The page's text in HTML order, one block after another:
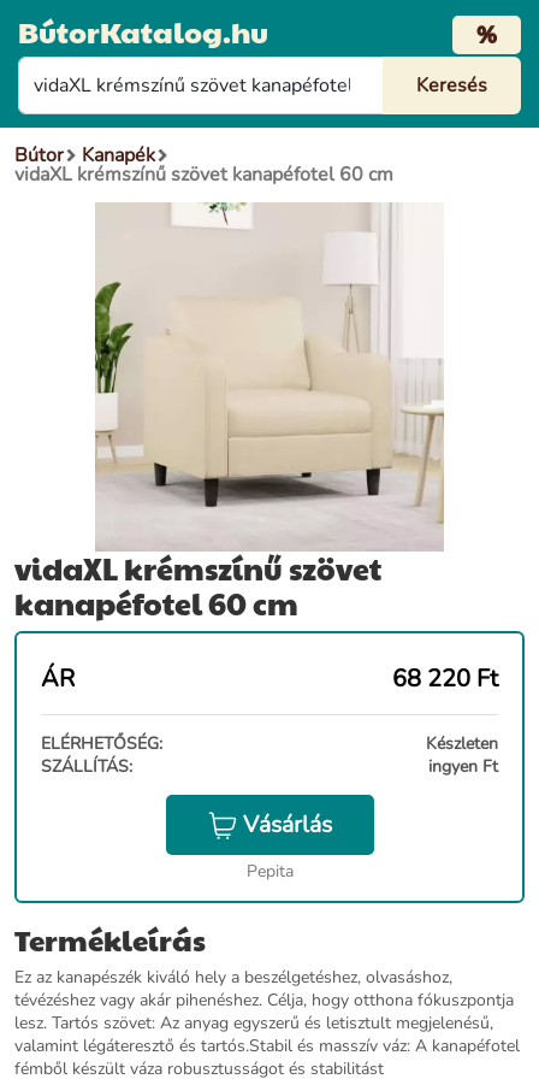
BútorKatalog.hu %
Bútor Kanapék
vidaXL krémszínű szövet kanapéfotel 60 cm
vidaXL krémszínű szövet
kanapéfotel 60 cm
ÁR 68 220 Ft
ELÉRHETŐSÉG:
Készleten
SZÁLLÍTÁS:
ingyen Ft
Vásárlás
Pepita
Termékleírás
Ez az kanapészék kiváló hely a beszélgetéshez, olvasáshoz,
tévézéshez vagy akár pihenéshez. Célja, hogy otthona fókuszpontja
lesz. Tartós szövet: Az anyag egyszerű és letisztult megjelenésű,
valamint légáteresztő és tartós.Stabil és masszív váz: A kanapéfotel
fémből készült váza robusztusságot és stabilitást